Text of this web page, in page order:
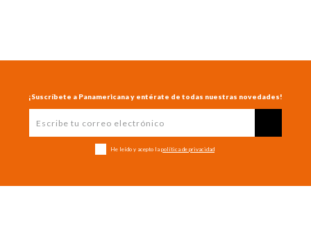
¡Suscríbete a Panamericana y entérate de todas nuestras novedades!
He leído y acepto la política de privacidad